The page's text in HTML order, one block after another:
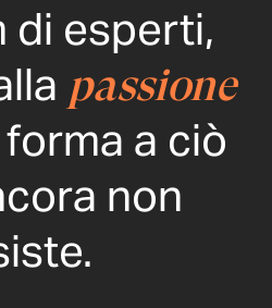
di esperti,
passione
a ciò
non